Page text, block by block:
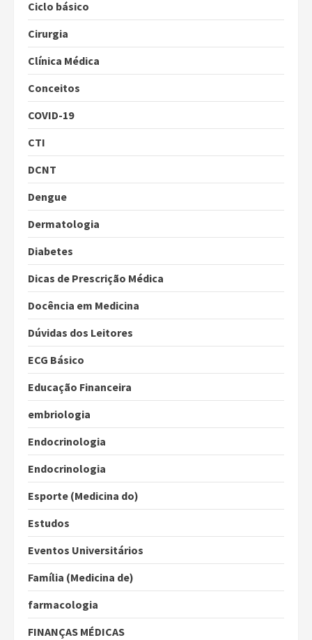
Ciclo básico
Cirurgia
Clínica Médica
Conceitos
COVID-19
CTI
DCNT
Dengue
Dermatologia
Diabetes
Dicas de Prescrição Médica
Docência em Medicina
Dúvidas dos Leitores
ECG Básico
Educação Financeira
embriologia
Endocrinologia
Endocrinologia
Esporte (Medicina do)
Estudos
Eventos Universitários
Família (Medicina de)
farmacologia
FINANÇAS MÉDICAS